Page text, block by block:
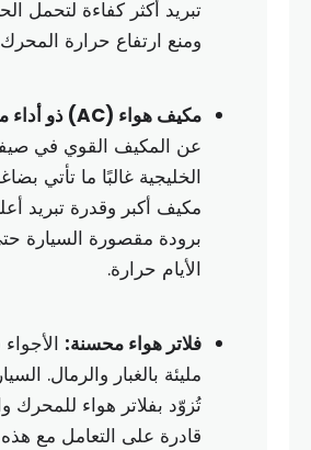
تبريد أكثر كفاءة لتحمل
ومنع ارتفاع حرارة
مكيف هواء (AC) ذو أداء معزز:
عن المكيف القوي في
الخليجية غالبًا ما تأتي
مكيف أكبر وقدرة تبريد
برودة مقصورة السيارة
الأيام حرارة.
فلاتر هواء محسنة:
مليئة بالغبار والرمال.
تُزوّد بفلاتر هواء للمحرك
قادرة على التعامل مع